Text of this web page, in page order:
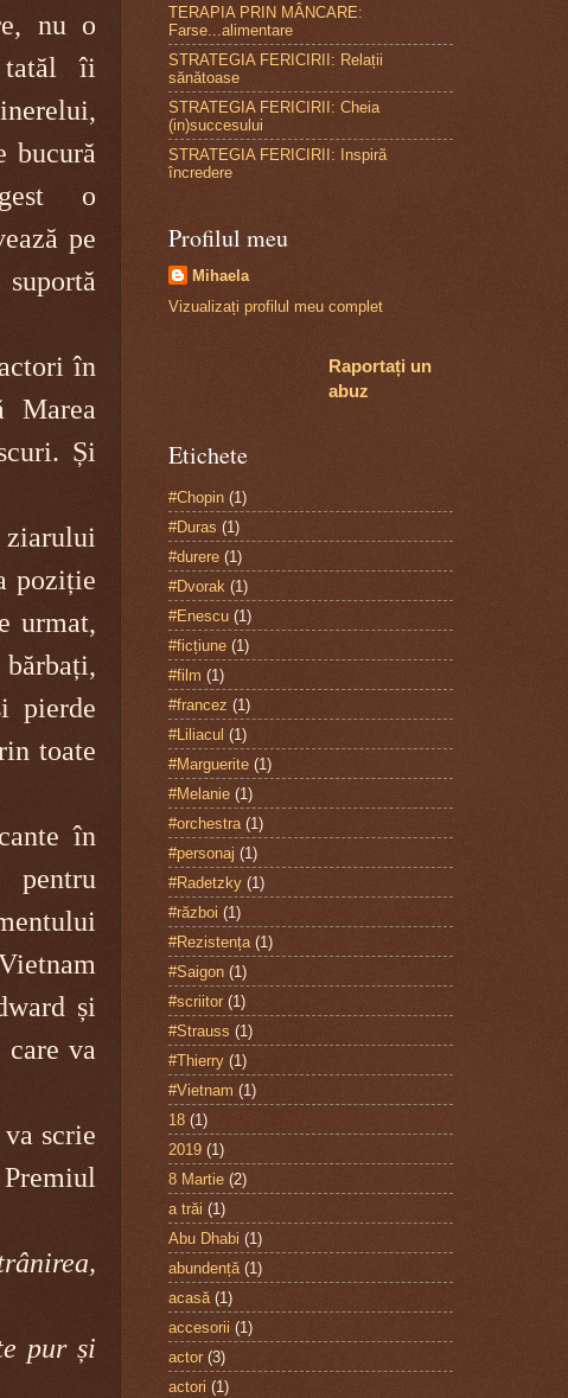
nu o
tatăl îi
bucură
o
pe
în
Marea
Și
ziarului
poziție
urmat,
pierde
toate
în
pentru
și
va
scrie
pur și
TERAPIA PRIN MÂNCARE:
Farse...alimentare
STRATEGIA FERICIRII: Relații
sănătoase
STRATEGIA FERICIRII: Cheia
(in)succesului
STRATEGIA FERICIRII: Inspirã
încredere
Profilul meu
Mihaela
Vizualizați profilul meu complet
Raportați un
abuz
Etichete
#Chopin (1)
#Duras (1)
#durere (1)
#Dvorak (1)
#Enescu (1)
#ficțiune (1)
#film (1)
#francez (1)
#Liliacul (1)
#Marguerite (1)
#Melanie (1)
#orchestra (1)
#personaj (1)
#Radetzky (1)
#război (1)
#Rezistența (1)
#Saigon (1)
#scriitor (1)
#Strauss (1)
#Thierry (1)
#Vietnam (1)
18 (1)
2019 (1)
8 Martie (2)
a trăi (1)
Abu Dhabi (1)
abundență (1)
acasă (1)
accesorii (1)
actor (3)
actori (1)